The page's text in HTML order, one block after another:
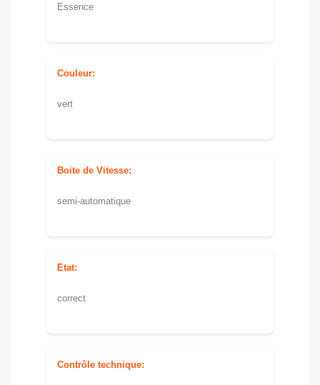
Essence
Couleur:
vert
Boite de Vitesse:
semi-automatique
Etat:
correct
Contrôle technique: